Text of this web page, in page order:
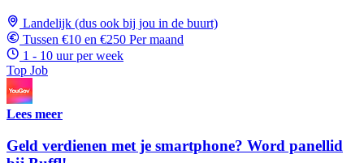
Landelijk (dus ook bij jou in de buurt)
Tussen €10 en €250 Per maand
1 - 10 uur per week
Top Job
Lees meer
Geld verdienen met je smartphone? Word panellid